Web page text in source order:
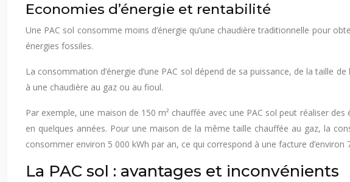
Economies d’énergie et rentabilité
Une PAC sol consomme moins d’énergie qu’une chaudière traditionnelle pour
énergies fossiles.
La consommation d’énergie d’une PAC sol dépend de sa puissance, de la taille
à une chaudière au gaz ou au fioul.
Par exemple, une maison de 150 m² chauffée avec une PAC sol peut réaliser
en quelques années. Pour une maison de la même taille chauffée au gaz, la
consommer environ 5 000 kWh par an, ce qui correspond à une facture d’environ
La PAC sol : avantages et inconvénients